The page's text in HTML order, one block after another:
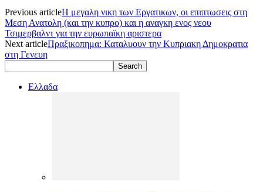
Previous articleΗ μεγαλη νικη των Εργατικων, οι επιπτωσεις στη
Μεση Ανατολη (και την κυπρο) και η αναγκη ενος νεου
Τσιμερβαλντ για την ευρωπαϊκη αριστερα
Next articleΠραξικοπημα: Καταλυουν την Κυπριακη Δημοκρατια
στη Γενευη
Ελλαδα